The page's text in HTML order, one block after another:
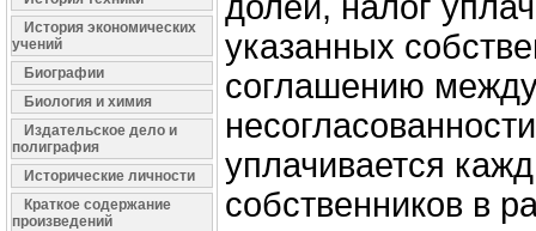
История экономических
учений
Биографии
Биология и химия
Издательское дело и
полиграфия
Исторические личности
Краткое содержание
произведений
указанных
соглашению
уплачивается
собственников в